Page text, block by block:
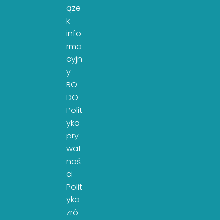
ąze
k
info
rma
cyjn
y
RO
DO
Polit
yka
pry
wat
noś
ci
Polit
yka
zró